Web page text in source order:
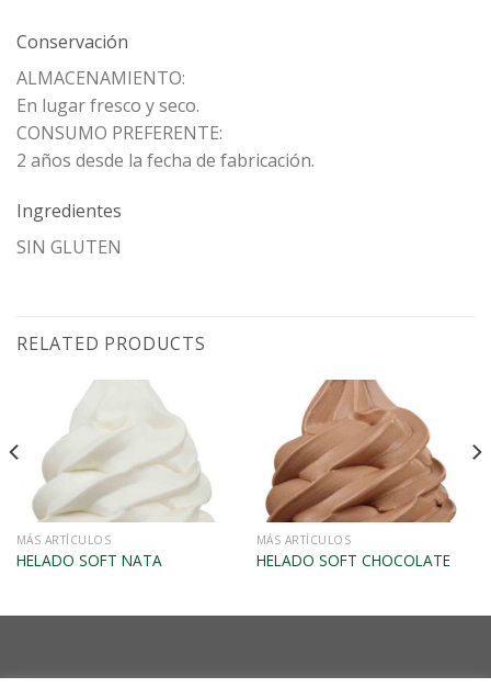
Conservación
ALMACENAMIENTO:
En lugar fresco y seco.
CONSUMO PREFERENTE:
2 años desde la fecha de fabricación.
Ingredientes
SIN GLUTEN
RELATED PRODUCTS
VISTA RÁPIDA
MÁS ARTÍCULOS
HELADO SOFT NATA
VISTA RÁPIDA
MÁS ARTÍCULOS
HELADO SOFT CHOCOLATE